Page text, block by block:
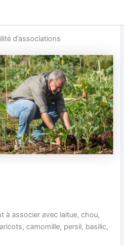
d’associations
à associer avec laitue, chou,
camomille, persil, basilic,